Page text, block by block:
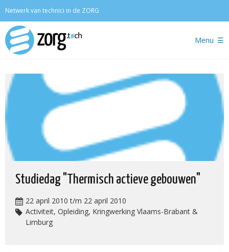
Netwerk van technici in de ZORG
Menu
Studiedag "Thermisch actieve gebouwen"
22 april 2010 t/m 22 april 2010
Activiteit, Opleiding, Kringwerking Vlaams-Brabant &
Limburg